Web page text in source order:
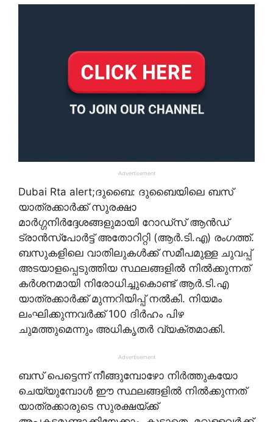
Advertisement
Dubai Rta alert;ദുബൈ: ദുബൈയിലെ ബസ്
യാത്രക്കാർക്ക് സുരക്ഷാ
മാർഗ്ഗനിർദ്ദേശങ്ങളുമായി റോഡ്‌സ് ആൻഡ്
ട്രാൻസ്‌പോർട്ട് അതോറിറ്റി (ആർ.ടി.എ) രംഗത്ത്.
ബസുകളിലെ വാതിലുകൾക്ക് സമീപമുള്ള ചുവപ്പ്
അടയാളപ്പെടുത്തിയ സ്ഥലങ്ങളിൽ നിൽക്കുന്നത്
കർശനമായി നിരോധിച്ചുകൊണ്ട് ആർ.ടി.എ
യാത്രക്കാർക്ക് മുന്നറിയിപ്പ് നൽകി. നിയമം
ലംഘിക്കുന്നവർക്ക് 100 ദിർഹം പിഴ
ചുമത്തുമെന്നും അധികൃതർ വ്യക്തമാക്കി.
Advertisement
ബസ് പെട്ടെന്ന് നീങ്ങുമ്പോഴോ നിർത്തുകയോ
ചെയ്യുമ്പോൾ ഈ സ്ഥലങ്ങളിൽ നിൽക്കുന്നത്
യാത്രക്കാരുടെ സുരക്ഷയ്ക്ക്